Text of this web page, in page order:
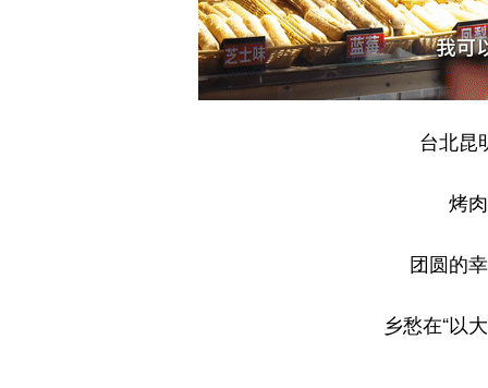
台北昆
烤
团圆的
乡愁在“以